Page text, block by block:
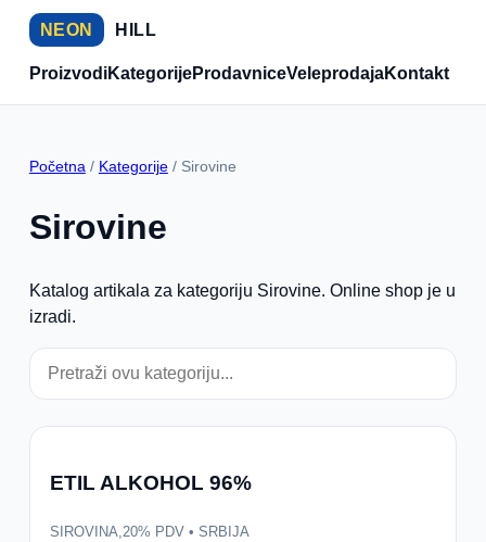
NEON HILL
ProizvodiKategorijeProdavniceVeleprodajaKontakt
Početna / Kategorije/ Sirovine
Sirovine
Katalog artikala za kategoriju Sirovine. Online shop je u
izradi.
ETIL ALKOHOL 96%
SIROVINA,20% PDV • SRBIJA